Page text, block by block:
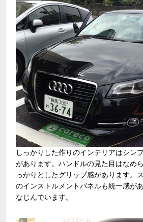
しっかりした作りのインテリアはシン
があります。ハンドルの見た目はなめ
っかりとしたグリップ感があります。
のインストルメントパネルも統一感が
なじんでいます。